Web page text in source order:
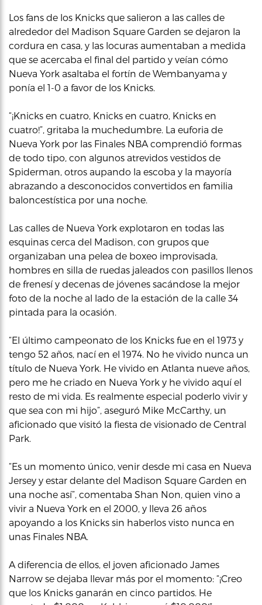
Los fans de los Knicks que salieron a las calles de
alrededor del Madison Square Garden se dejaron la
cordura en casa, y las locuras aumentaban a medida
que se acercaba el final del partido y veían cómo
Nueva York asaltaba el fortín de Wembanyama y
ponía el 1-0 a favor de los Knicks.
“¡Knicks en cuatro, Knicks en cuatro, Knicks en
cuatro!”, gritaba la muchedumbre. La euforia de
Nueva York por las Finales NBA comprendió formas
de todo tipo, con algunos atrevidos vestidos de
Spiderman, otros aupando la escoba y la mayoría
abrazando a desconocidos convertidos en familia
baloncestística por una noche.
Las calles de Nueva York explotaron en todas las
esquinas cerca del Madison, con grupos que
organizaban una pelea de boxeo improvisada,
hombres en silla de ruedas jaleados con pasillos llenos
de frenesí y decenas de jóvenes sacándose la mejor
foto de la noche al lado de la estación de la calle 34
pintada para la ocasión.
“El último campeonato de los Knicks fue en el 1973 y
tengo 52 años, nací en el 1974. No he vivido nunca un
título de Nueva York. He vivido en Atlanta nueve años,
pero me he criado en Nueva York y he vivido aquí el
resto de mi vida. Es realmente especial poderlo vivir y
que sea con mi hijo”, aseguró Mike McCarthy, un
aficionado que visitó la fiesta de visionado de Central
Park.
“Es un momento único, venir desde mi casa en Nueva
Jersey y estar delante del Madison Square Garden en
una noche así”, comentaba Shan Non, quien vino a
vivir a Nueva York en el 2000, y lleva 26 años
apoyando a los Knicks sin haberlos visto nunca en
unas Finales NBA.
A diferencia de ellos, el joven aficionado James
Narrow se dejaba llevar más por el momento: “¡Creo
que los Knicks ganarán en cinco partidos. He